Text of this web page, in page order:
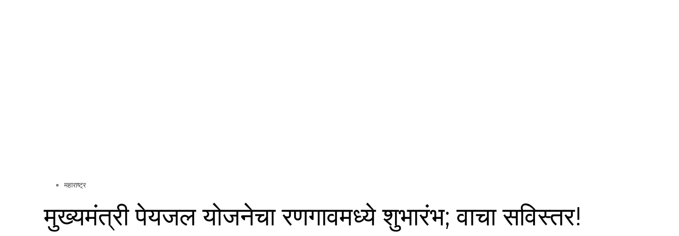
महाराष्ट्र
मुख्यमंत्री पेयजल योजनेचा रणगावमध्ये शुभारंभ; वाचा सविस्तर!